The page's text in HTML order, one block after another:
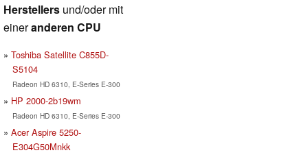
Herstellers und/oder mit
eineranderen CPU
Toshiba Satellite C855D-
S5104
Radeon HD 6310, E-Series E-300
HP 2000-2b19wm
Radeon HD 6310, E-Series E-300
Acer Aspire 5250-
E304G50Mnkk